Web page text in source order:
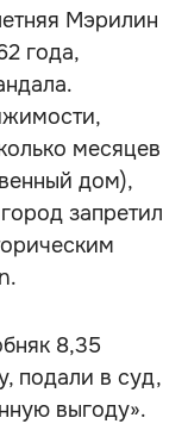
Мэрилин
года,
месяцев
дом),
запретил
8,35
подали в суд,
выгоду».